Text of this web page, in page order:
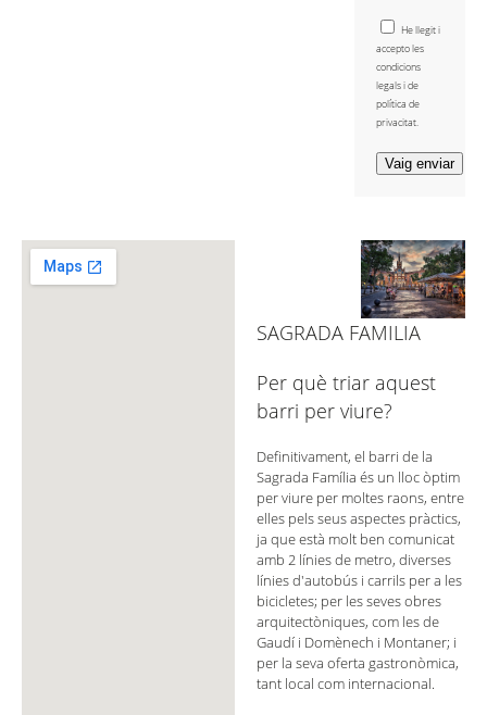
He llegit i
accepto les
condicions
legals i de
política de
privacitat.
SAGRADA FAMILIA
Per què triar aquest
barri per viure?
Definitivament, el barri de la
Sagrada Família és un lloc òptim
per viure per moltes raons, entre
elles pels seus aspectes pràctics,
ja que està molt ben comunicat
amb 2 línies de metro, diverses
línies d'autobús i carrils per a les
bicicletes; per les seves obres
arquitectòniques, com les de
Gaudí i Domènech i Montaner; i
per la seva oferta gastronòmica,
tant local com internacional.